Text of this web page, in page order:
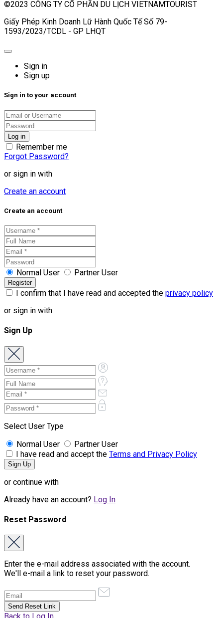
©2023 CÔNG TY CỔ PHẦN DU LỊCH VIETNAMTOURIST
Giấy Phép Kinh Doanh Lữ Hành Quốc Tế Số 79-
1593/2023/TCDL - GP LHQT
Sign in
Sign up
Sign in to your account
Remember me
Forgot Password?
or sign in with
Create an account
Create an account
Normal User Partner User
I confirm that I have read and accepted the privacy policy
or sign in with
Sign Up
Select User Type
Normal User
Partner User
I have read and accept the Terms and Privacy Policy
or continue with
Already have an account? Log In
Reset Password
Enter the e-mail address associated with the account.
We'll e-mail a link to reset your password.